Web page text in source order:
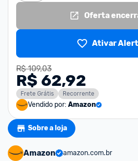
Oferta
Ativar
R$ 109,03
R$ 62,92
Frete Grátis Recorrente
Vendido por: Amazon
Sobre a loja
Amazon
amazon.com.br